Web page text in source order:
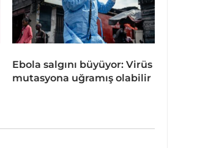
Ebola salgını büyüyor: Virüs
mutasyona uğramış olabilir